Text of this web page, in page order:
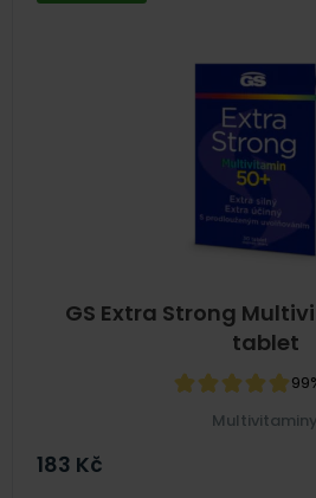
GS Extra Strong
tablet
Multivitaminy
183 Kč